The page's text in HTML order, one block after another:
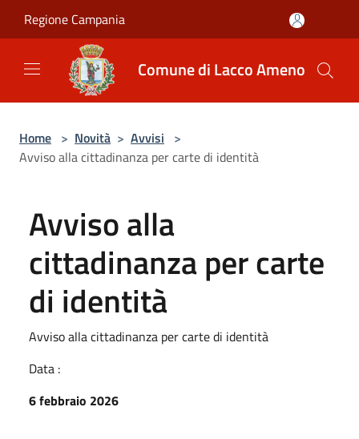
Regione Campania
Comune di Lacco Ameno
Home > Novità > Avvisi >
Avviso alla cittadinanza per carte di identità
Avviso alla
cittadinanza per carte
di identità
Avviso alla cittadinanza per carte di identità
Data :
6 febbraio 2026